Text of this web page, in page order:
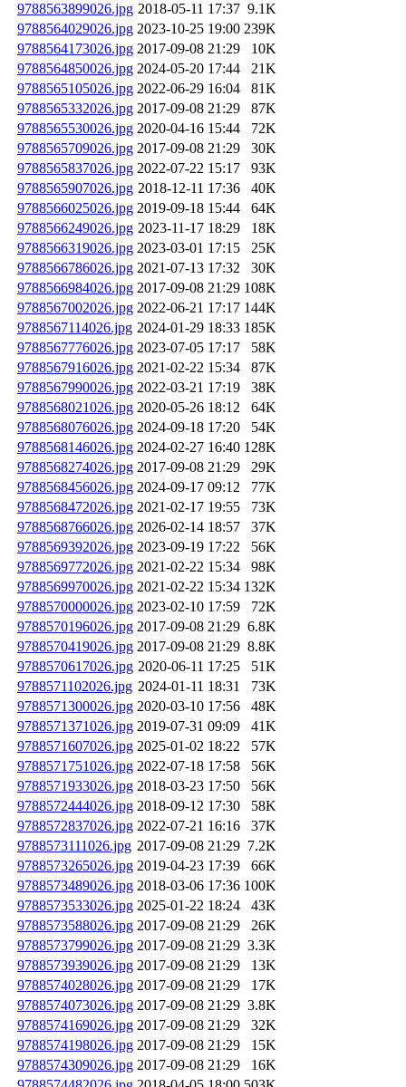
9788563899026.jpg 2018-05-11 17:37 9.1K
9788564029026.jpg 2023-10-25 19:00 239K
9788564173026.jpg 2017-09-08 21:29
10K
9788564850026.jpg 2024-05-20 17:44
21K
9788565105026.jpg 2022-06-29 16:04
81K
9788565332026.jpg 2017-09-08 21:29
87K
9788565530026.jpg 2020-04-16 15:44
72K
9788565709026.jpg 2017-09-08 21:29
30K
9788565837026.jpg 2022-07-22 15:17
93K
9788565907026.jpg 2018-12-11 17:36
40K
9788566025026.jpg 2019-09-18 15:44
64K
9788566249026.jpg 2023-11-17 18:29
18K
9788566319026.jpg 2023-03-01 17:15
25K
9788566786026.jpg 2021-07-13 17:32
30K
9788566984026.jpg 2017-09-08 21:29 108K
9788567002026.jpg 2022-06-21 17:17 144K
9788567114026.jpg 2024-01-29 18:33 185K
9788567776026.jpg 2023-07-05 17:17
58K
9788567916026.jpg 2021-02-22 15:34
87K
9788567990026.jpg 2022-03-21 17:19
38K
9788568021026.jpg 2020-05-26 18:12
64K
9788568076026.jpg 2024-09-18 17:20
54K
9788568146026.jpg 2024-02-27 16:40 128K
9788568274026.jpg 2017-09-08 21:29
29K
9788568456026.jpg 2024-09-17 09:12
77K
9788568472026.jpg 2021-02-17 19:55
73K
9788568766026.jpg 2026-02-14 18:57
37K
9788569392026.jpg 2023-09-19 17:22
56K
9788569772026.jpg 2021-02-22 15:34
98K
9788569970026.jpg 2021-02-22 15:34 132K
9788570000026.jpg 2023-02-10 17:59
72K
9788570196026.jpg 2017-09-08 21:29 6.8K
9788570419026.jpg 2017-09-08 21:29 8.8K
9788570617026.jpg 2020-06-11 17:25
51K
9788571102026.jpg 2024-01-11 18:31
73K
9788571300026.jpg 2020-03-10 17:56
48K
9788571371026.jpg 2019-07-31 09:09
41K
9788571607026.jpg 2025-01-02 18:22
57K
9788571751026.jpg 2022-07-18 17:58
56K
9788571933026.jpg 2018-03-23 17:50
56K
9788572444026.jpg 2018-09-12 17:30
58K
9788572837026.jpg 2022-07-21 16:16
37K
9788573111026.jpg 2017-09-08 21:29 7.2K
9788573265026.jpg 2019-04-23 17:39
66K
9788573489026.jpg 2018-03-06 17:36 100K
9788573533026.jpg 2025-01-22 18:24
43K
9788573588026.jpg 2017-09-08 21:29
26K
9788573799026.jpg 2017-09-08 21:29 3.3K
9788573939026.jpg 2017-09-08 21:29
13K
9788574028026.jpg 2017-09-08 21:29
17K
9788574073026.jpg 2017-09-08 21:29 3.8K
9788574169026.jpg 2017-09-08 21:29
32K
9788574198026.jpg 2017-09-08 21:29
15K
9788574309026.jpg 2017-09-08 21:29
16K